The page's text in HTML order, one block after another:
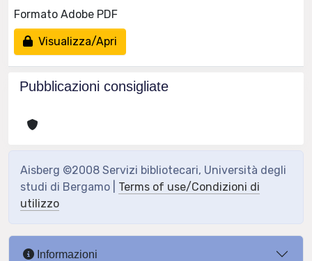
Formato Adobe PDF
Visualizza/Apri
Pubblicazioni consigliate
Aisberg ©2008 Servizi bibliotecari, Università degli
studi di Bergamo | Terms of use/Condizioni di
utilizzo
Informazioni